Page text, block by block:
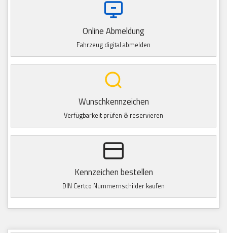
Online Abmeldung
Fahrzeug digital abmelden
Wunschkennzeichen
Verfügbarkeit prüfen & reservieren
Kennzeichen bestellen
DIN Certco Nummernschilder kaufen